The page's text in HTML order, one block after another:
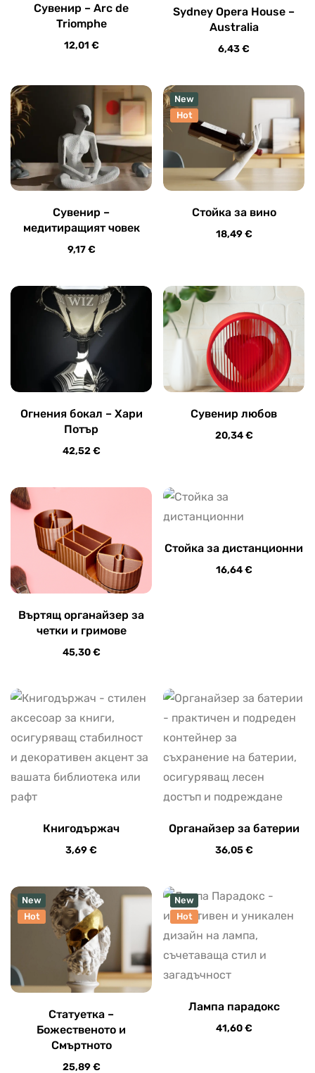
Сувенир – Arc de
Triomphe
12,01 €
Sydney Opera House –
Australia
6,43€
Сувенир –
медитиращият човек
9,17€
New
Hot
Стойка за вино
18,49€
Огнения бокал – Хари
Потър
42,52€
Сувенир любов
20,34€
Въртящ органайзер за
четки и гримове
45,30€
Стойка за дистанционни
16,64€
Книгодържач
3,69€
Органайзер за батерии
36,05€
New
Hot
Статуетка –
Божественото и
Смъртното
25,89€
New
Hot
Лампа парадокс
41,60€